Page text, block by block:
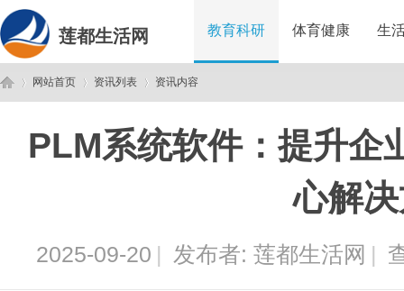
莲都生活网 教育科研 体育健康 生
网站首页
›
资讯列表
›
资讯内容
PLM系统软件：提升企
心解
2025-09-20 | 发布者: 莲都生活网 |